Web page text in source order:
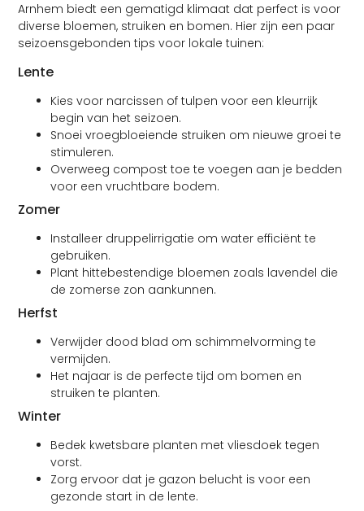
Arnhem biedt een gematigd klimaat dat perfect is voor
diverse bloemen, struiken en bomen. Hier zijn een paar
seizoensgebonden tips voor lokale tuinen:
Lente
Kies voor narcissen of tulpen voor een kleurrijk
begin van het seizoen.
Snoei vroegbloeiende struiken om nieuwe groei te
stimuleren.
Overweeg compost toe te voegen aan je bedden
voor een vruchtbare bodem.
Zomer
Installeer druppelirrigatie om water efficiënt te
gebruiken.
Plant hittebestendige bloemen zoals lavendel die
de zomerse zon aankunnen.
Herfst
Verwijder dood blad om schimmelvorming te
vermijden.
Het najaar is de perfecte tijd om bomen en
struiken te planten.
Winter
Bedek kwetsbare planten met vliesdoek tegen
vorst.
Zorg ervoor dat je gazon belucht is voor een
gezonde start in de lente.